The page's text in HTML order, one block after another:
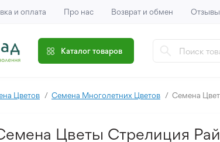
и оплата Про нас Возврат и обмен Отзывы
Каталог товаров
Цветов Семена Многолетних Цветов Семена
Цветы Стрелиция